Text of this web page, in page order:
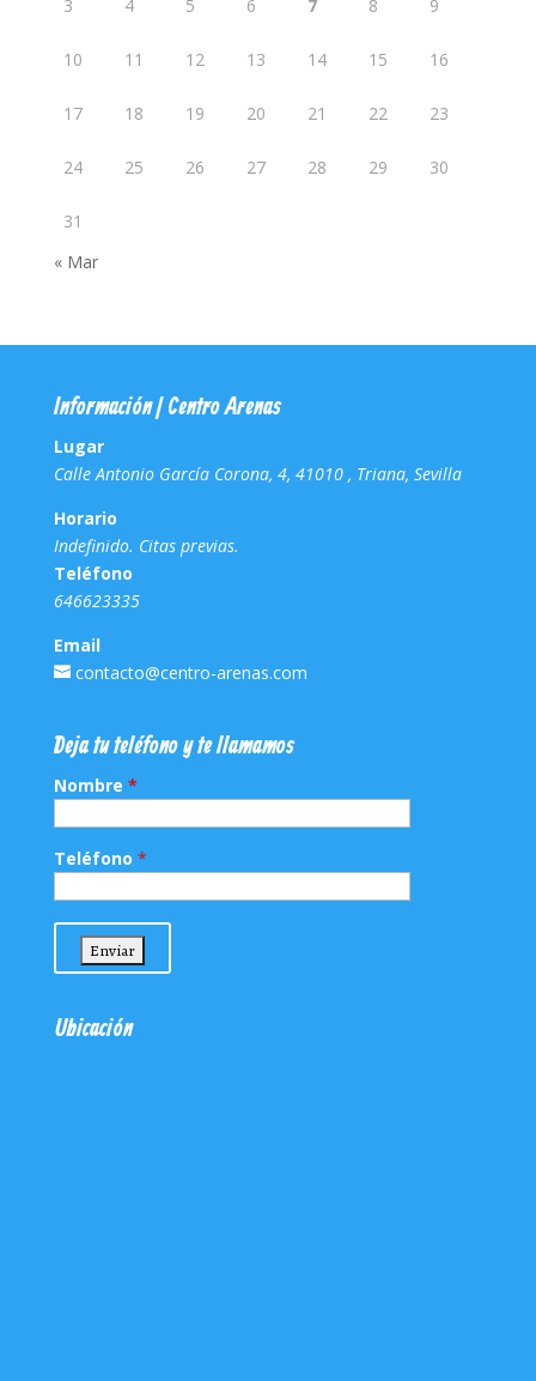
3 4 5 6 7 8 9
10 11 12 13 14 15 16
17 18 19 20 21 22 23
24 25 26 27 28 29 30
31
« Mar
Información | Centro Arenas
Lugar
Calle Antonio García Corona, 4, 41010 , Triana, Sevilla
Horario
Indefinido. Citas previas.
Teléfono
646623335
Email
contacto@centro-arenas.com
Deja tu teléfono y te llamamos
Nombre *
Teléfono *
Ubicación